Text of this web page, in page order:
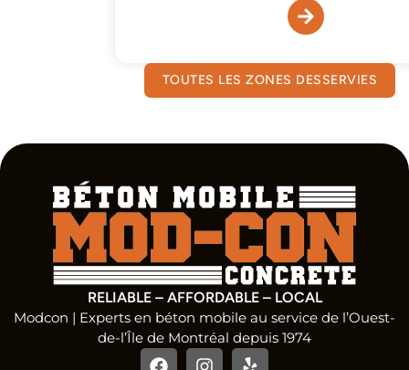
TOUTES LES ZONES DESSERVIES
RELIABLE – AFFORDABLE – LOCAL
Modcon | Experts en béton mobile au service de l’Ouest-
de-l’Île de Montréal depuis 1974